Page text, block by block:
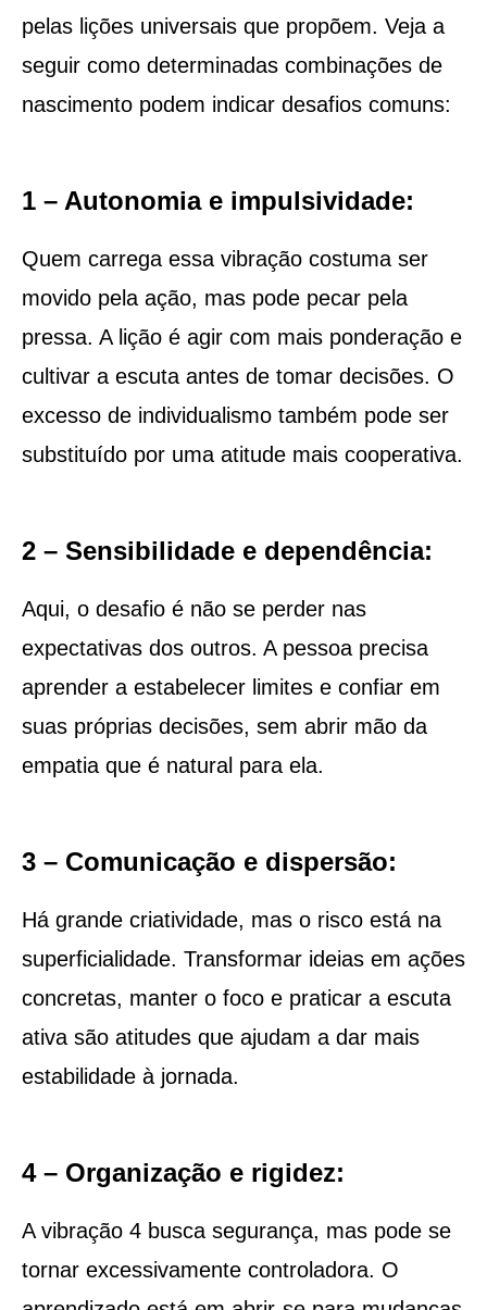
pelas lições universais que propõem. Veja a
seguir como determinadas combinações de
nascimento podem indicar desafios comuns:
1 – Autonomia e impulsividade:
Quem carrega essa vibração costuma ser
movido pela ação, mas pode pecar pela
pressa. A lição é agir com mais ponderação e
cultivar a escuta antes de tomar decisões. O
excesso de individualismo também pode ser
substituído por uma atitude mais cooperativa.
2 – Sensibilidade e dependência:
Aqui, o desafio é não se perder nas
expectativas dos outros. A pessoa precisa
aprender a estabelecer limites e confiar em
suas próprias decisões, sem abrir mão da
empatia que é natural para ela.
3 – Comunicação e dispersão:
Há grande criatividade, mas o risco está na
superficialidade. Transformar ideias em ações
concretas, manter o foco e praticar a escuta
ativa são atitudes que ajudam a dar mais
estabilidade à jornada.
4 – Organização e rigidez:
A vibração 4 busca segurança, mas pode se
tornar excessivamente controladora. O